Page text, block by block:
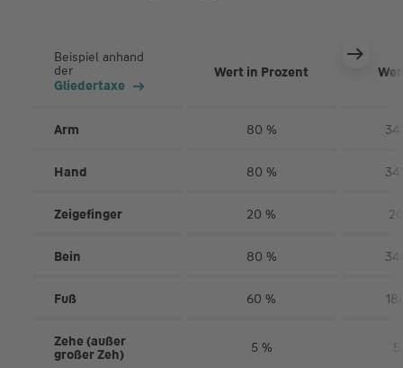
Beispiel anhand
der
Gliedertaxe
Wert in Prozent
Arm 80 %
Hand 80 %
Zeigefinger 20 %
Bein 80 %
Fuß 60 %
Zehe (außer
großer Zeh)
5 %